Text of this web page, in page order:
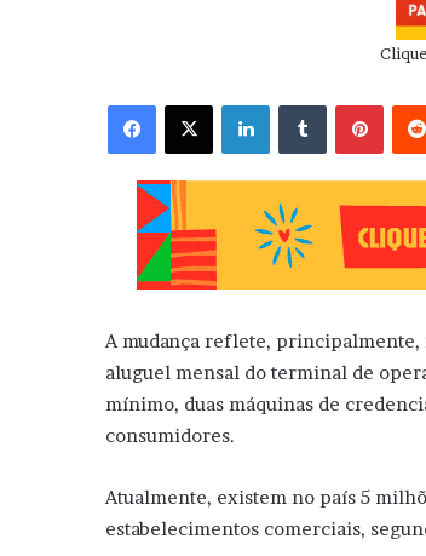
Facebook X Linkedin
A mudança reflete, principalmente,
aluguel mensal do terminal de
mínimo, duas máquinas de
consumidores.
Atualmente, existem no país 5
estabelecimentos comerciais,